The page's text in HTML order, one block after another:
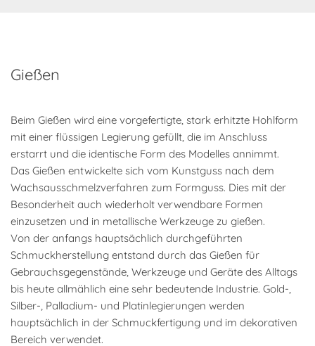
Gießen
Beim Gießen wird eine vorgefertigte, stark erhitzte Hohlform
mit einer flüssigen Legierung gefüllt, die im Anschluss
erstarrt und die identische Form des Modelles annimmt.
Das Gießen entwickelte sich vom Kunstguss nach dem
Wachsausschmelzverfahren zum Formguss. Dies mit der
Besonderheit auch wiederholt verwendbare Formen
einzusetzen und in metallische Werkzeuge zu gießen.
Von der anfangs hauptsächlich durchgeführten
Schmuckherstellung entstand durch das Gießen für
Gebrauchsgegenstände, Werkzeuge und Geräte des Alltags
bis heute allmählich eine sehr bedeutende Industrie. Gold-,
Silber-, Palladium- und Platinlegierungen werden
hauptsächlich in der Schmuckfertigung und im dekorativen
Bereich verwendet.